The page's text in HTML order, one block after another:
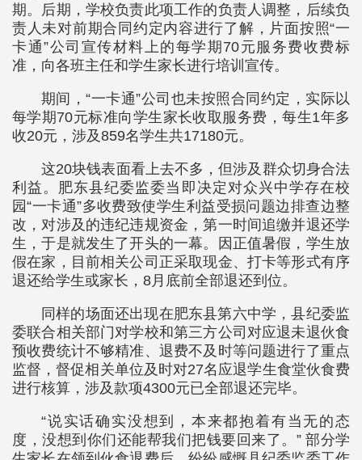
期。后期，学校负责此项工作的负责人调整，后续负
责人未对前期合同约定内容进行了解，片面按照“一
卡通”公司宣传材料上的每学期70元服务费收费标
准，向各班主任和学生家长进行培训宣传。
期间，“一卡通”公司也未按照合同约定，实际以
每学期70元标准向学生家长收取服务费，每生1年多
收20元，涉及859名学生共17180元。
这20块钱表面看上去不多，但涉及群众切身合法
利益。肥东县纪委监委当即决定对众兴中学存在校
园“一卡通”多收费致使学生利益受损问题边排查边整
改，对涉及的违纪违规资金，第一时间追缴并退还学
生，于是就发生了开头的一幕。因正值暑假，学生放
假在家，目前相关公司正采取现金、打卡等形式有序
退还给学生或家长，8月底前全部退还到位。
同样的场面还出现在肥东县第六中学，县纪委监
委联合相关部门对学校和第三方公司对应退未退伙食
预收费统计不够精准、退费不及时等问题进行了重点
监督，督促相关单位及时对27名应退学生食堂伙食费
进行核算，涉及款项4300元已全部退还完毕。
“说实话确实没想到，本来都抱着有当无的态
度，没想到你们还能帮我们把钱要回来了。” 部分学